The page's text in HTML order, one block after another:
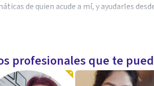
de quien acude a mí, y ayudarles
estudios en psicología humanista,
deporte y crecimiento personal.
profesionales que te